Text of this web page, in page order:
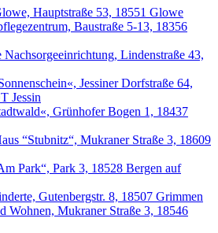
Hauptstraße 53, 18551 Glowe
Baustraße 5-13, 18356
Nachsorgeeinrichtung, Lindenstraße 43,
Jessiner Dorfstraße 64,
Jessin
Grünhofer Bogen 1, 18437
“Stubnitz“, Mukraner Straße 3, 18609
Park“, Park 3, 18528 Bergen auf
Gutenbergstr. 8, 18507 Grimmen
Wohnen, Mukraner Straße 3, 18546